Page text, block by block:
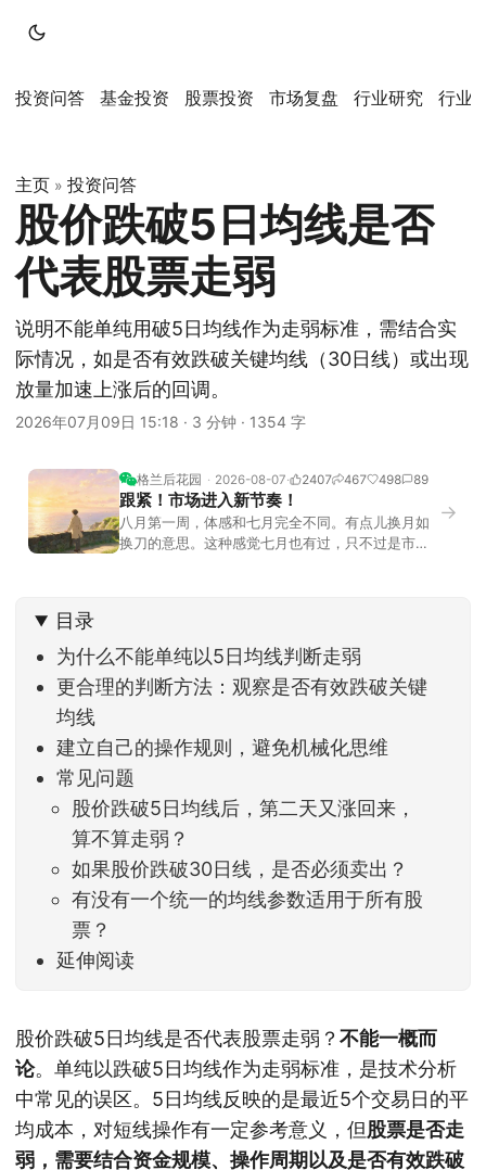
投资问答 基金投资 股票投资 市场复盘 行业研究 行业
主页 » 投资问答
股价跌破5日均线是否
代表股票走弱
说明不能单纯用破5日均线作为走弱标准，需结合实
际情况，如是否有效跌破关键均线（30日线）或出现
放量加速上涨后的回调。
2026年07月09日 15:18 · 3 分钟 · 1354 字
格兰后花园 2026-08-07 2407 467 498 89
跟紧！市场进入新节奏！
八月第一周，体感和七月完全不同。有点儿换月如
换刀的意思。这种感觉七月也有过，只不过是市场
家感受到了春天般的暖风。指数涨了百点，交易额
回暖到2
→
目录
为什么不能单纯以5日均线判断走弱
更合理的判断方法：观察是否有效跌破关键
均线
建立自己的操作规则，避免机械化思维
常见问题
股价跌破5日均线后，第二天又涨回来，
算不算走弱？
如果股价跌破30日线，是否必须卖出？
有没有一个统一的均线参数适用于所有股
票？
延伸阅读
股价跌破5日均线是否代表股票走弱？ 不能一概而
论。单纯以跌破5日均线作为走弱标准，是技术分析
中常见的误区。5日均线反映的是最近5个交易日的平
均成本，对短线操作有一定参考意义，但股票是否走
弱，需要结合资金规模、操作周期以及是否有效跌破